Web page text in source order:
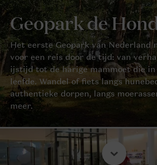
Geopark de
Het eerste Geopark van Nederland
voor een reis door de tijd: van
ijstijd tot de harige mammoet die
leefde. Wandel of fiets langs
authentieke dorpen, langs
meer.